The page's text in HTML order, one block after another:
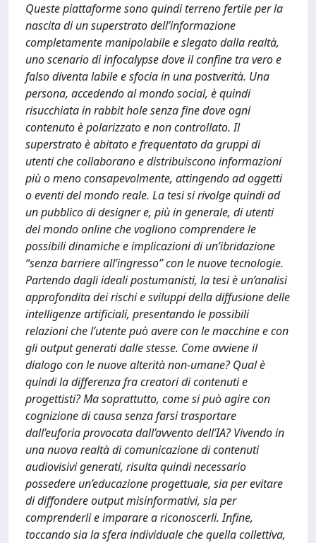
Queste piattaforme sono quindi terreno fertile per la
nascita di un superstrato dell’informazione
completamente manipolabile e slegato dalla realtà,
uno scenario di infocalypse dove il confine tra vero e
falso diventa labile e sfocia in una postverità. Una
persona, accedendo al mondo social, è quindi
risucchiata in rabbit hole senza fine dove ogni
contenuto è polarizzato e non controllato. Il
superstrato è abitato e frequentato da gruppi di
utenti che collaborano e distribuiscono informazioni
più o meno consapevolmente, attingendo ad oggetti
o eventi del mondo reale. La tesi si rivolge quindi ad
un pubblico di designer e, più in generale, di utenti
del mondo online che vogliono comprendere le
possibili dinamiche e implicazioni di un’ibridazione
“senza barriere all’ingresso” con le nuove tecnologie.
Partendo dagli ideali postumanisti, la tesi è un’analisi
approfondita dei rischi e sviluppi della diffusione delle
intelligenze artificiali, presentando le possibili
relazioni che l’utente può avere con le macchine e con
gli output generati dalle stesse. Come avviene il
dialogo con le nuove alterità non-umane? Qual è
quindi la differenza fra creatori di contenuti e
progettisti? Ma soprattutto, come si può agire con
cognizione di causa senza farsi trasportare
dall’euforia provocata dall’avvento dell’IA? Vivendo in
una nuova realtà di comunicazione di contenuti
audiovisivi generati, risulta quindi necessario
possedere un’educazione progettuale, sia per evitare
di diffondere output misinformativi, sia per
comprenderli e imparare a riconoscerli. Infine,
toccando sia la sfera individuale che quella collettiva,